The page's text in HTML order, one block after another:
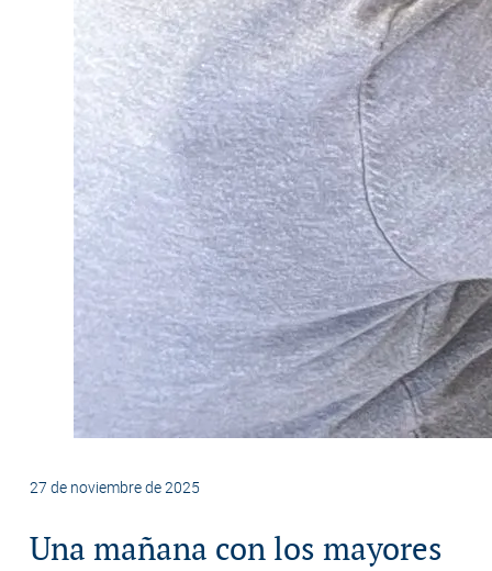
27 de noviembre de 2025
Una mañana con los mayores